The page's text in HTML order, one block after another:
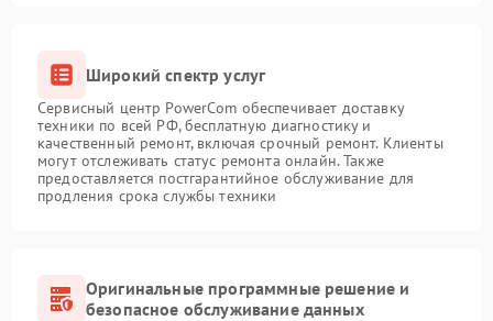
Широкий спектр услуг
Сервисный центр PowerCom обеспечивает доставку
техники по всей РФ, бесплатную диагностику и
качественный ремонт, включая срочный ремонт. Клиенты
могут отслеживать статус ремонта онлайн. Также
предоставляется постгарантийное обслуживание для
продления срока службы техники
Оригинальные программные решение и
безопасное обслуживание данных